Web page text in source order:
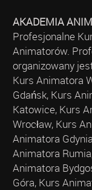
AKADEMIA
Profesjonalne
Animatorów.
organizowany
Kurs Animatora
Gdańsk, Kurs
Katowice, Kurs
Wrocław, Kurs
Animatora
Animatora
Animatora
Góra, Kurs